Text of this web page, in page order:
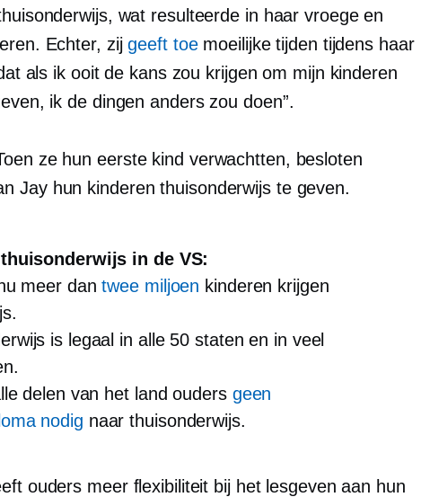
wat resulteerde in haar vroege en
Echter, zijgeeft toemoeilijke tijden tijdens haar
als ik ooit de kans zou krijgen om mijn kinderen
ik de dingen anders zou doen”.
ze hun eerste kind verwachtten, besloten
Jay hun kinderen thuisonderwijs te geven.
in de VS:
meer dantwee miljoen kinderen krijgen
is legaal in alle 50 staten en in veel
delen van het land ouders geen
nodig naar thuisonderwijs.
ouders meer flexibiliteit bij het lesgeven aan hun